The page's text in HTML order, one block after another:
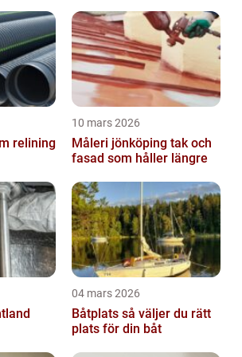
relining
10 mars 2026
Måleri jönköping tak och
fasad som håller längre
04 mars 2026
Båtplats så väljer du rätt
plats för din båt